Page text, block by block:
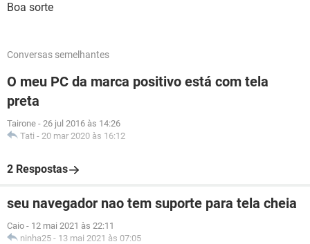
Boa sorte
Conversas semelhantes
O meu PC da marca positivo está com tela
preta
Tairone - 26 jul 2016 às 14:26
Tati - 20 mar 2020 às 16:12
2 Respostas
seu navegador nao tem suporte para tela cheia
Caio - 12 mai 2021 às 22:11
ninha25 - 13 mai 2021 às 07:05